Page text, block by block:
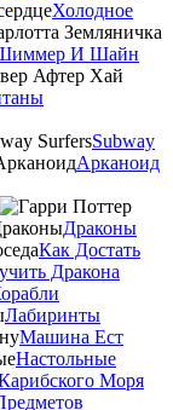
Холодное
И Шайн
Subway
Арканоид
Драконы
Как Достать
Дракона
Лабиринты
Машина Ест
Настольные
Моря